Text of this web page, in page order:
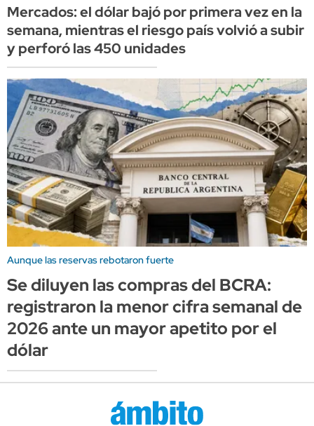
Mercados: el dólar bajó por primera vez en la
semana, mientras el riesgo país volvió a subir
y perforó las 450 unidades
Aunque las reservas rebotaron fuerte
Se diluyen las compras del BCRA:
registraron la menor cifra semanal de
2026 ante un mayor apetito por el
dólar